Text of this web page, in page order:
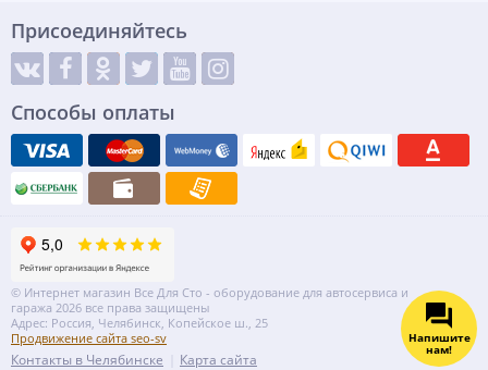
Присоединяйтесь
Способы оплаты
© Интернет магазин Все Для Сто - оборудование для автосервиса и
гаража 2026 все права защищены
Адрес: Россия, Челябинск, Копейское ш., 25
Продвижение сайта seo-sv
Контакты в Челябинске Карта сайта
Напишите
нам!